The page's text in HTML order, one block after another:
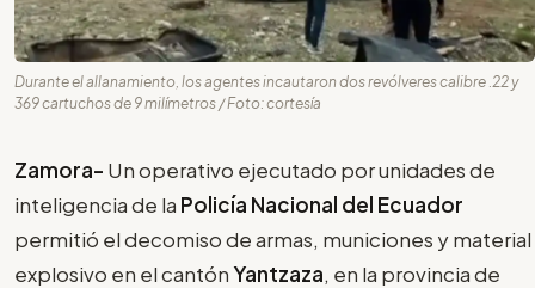
Durante el allanamiento, los agentes incautaron dos revólveres calibre .22 y
369 cartuchos de 9 milímetros / Foto: cortesía
Zamora- Un operativo ejecutado por unidades de
inteligencia de la Policía Nacional del Ecuador
permitió el decomiso de armas, municiones y material
explosivo en el cantón Yantzaza, en la provincia de